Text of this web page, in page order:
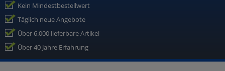
Kein Mindestbestellwert
Täglich neue Angebote
Über 6.000 lieferbare Artikel
Über 40 Jahre Erfahrung